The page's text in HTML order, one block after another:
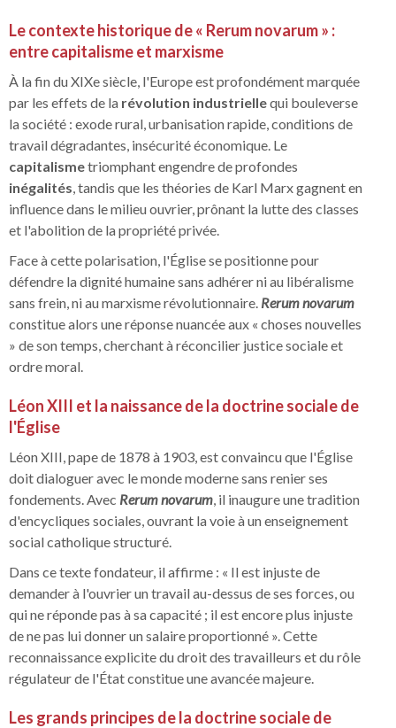
Le contexte historique de « Rerum novarum » :
entre capitalisme et marxisme
À la fin du XIXe siècle, l'Europe est profondément marquée
par les effets de la révolution industriellequi bouleverse
la société : exode rural, urbanisation rapide, conditions de
travail dégradantes, insécurité économique. Le
capitalismetriomphant engendre de profondes
inégalités, tandis que les théories de Karl Marx gagnent en
influence dans le milieu ouvrier, prônant la lutte des classes
et l'abolition de la propriété privée.
Face à cette polarisation, l'Église se positionne pour
défendre la dignité humaine sans adhérer ni au libéralisme
sans frein, ni au marxisme révolutionnaire. Rerum novarum
constitue alors une réponse nuancée aux « choses nouvelles
» de son temps, cherchant à réconcilier justice sociale et
ordre moral.
Léon XIII et la naissance de la doctrine sociale de
l'Église
Léon XIII, pape de 1878 à 1903, est convaincu que l'Église
doit dialoguer avec le monde moderne sans renier ses
fondements. Avec Rerum novarum, il inaugure une tradition
d'encycliques sociales, ouvrant la voie à un enseignement
social catholique structuré.
Dans ce texte fondateur, il affirme : « Il est injuste de
demander à l'ouvrier un travail au-dessus de ses forces, ou
qui ne réponde pas à sa capacité ; il est encore plus injuste
de ne pas lui donner un salaire proportionné ». Cette
reconnaissance explicite du droit des travailleurs et du rôle
régulateur de l'État constitue une avancée majeure.
Les grands principes de la doctrine sociale de